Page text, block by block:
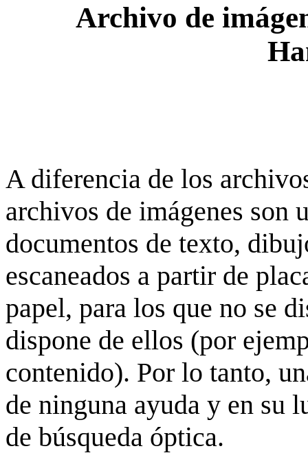
Archivo de
A diferencia de los
archivos de imágenes son
documentos de texto,
escaneados a partir de
papel, para los que no se
dispone de ellos (por
contenido). Por lo tanto,
de ninguna ayuda y en su
de búsqueda óptica.